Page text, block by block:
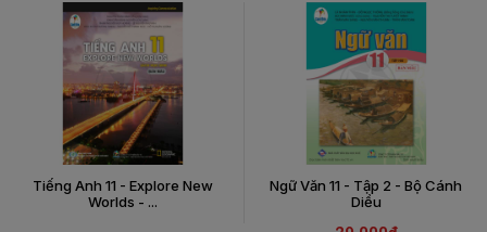
Tiếng Anh 11 - Explore New
Worlds - ...
Ngữ Văn 11 - Tập 2 - Bộ Cánh
Diều